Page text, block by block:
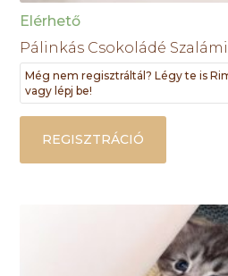
Elérhető
Pálinkás Csokoládé
Még nem regisztráltál? Légy te is
vagy lépj be!
REGISZTRÁCIÓ